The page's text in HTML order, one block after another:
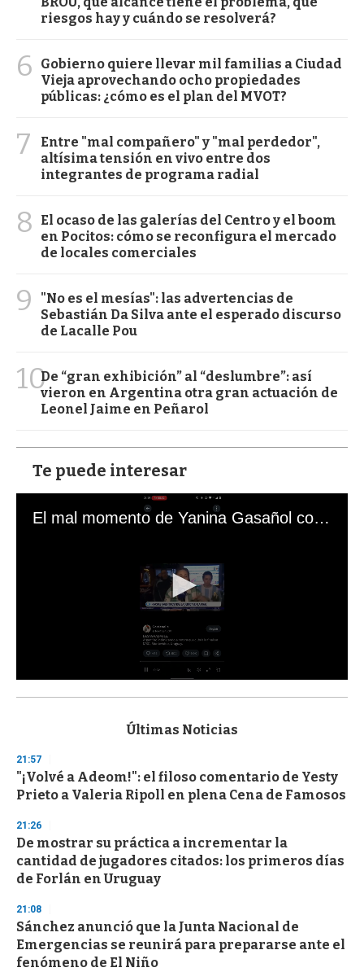
riesgos hay y cuándo se resolverá?
6
Gobierno quiere llevar mil familias a Ciudad
Vieja aprovechando ocho propiedades
públicas: ¿cómo es el plan del MVOT?
7
Entre "mal compañero" y "mal perdedor",
altísima tensión en vivo entre dos
integrantes de programa radial
8
El ocaso de las galerías del Centro y el boom
en Pocitos: cómo se reconfigura el mercado
de locales comerciales
9
"No es el mesías": las advertencias de
Sebastián Da Silva ante el esperado discurso
de Lacalle Pou
10De “gran exhibición” al “deslumbre”: así
vieron en Argentina otra gran actuación de
Leonel Jaime en Peñarol
Te puede interesar
El mal momento de Yanina Gasañol con un hincha argentino en "Subrayado"
s
d
s
o
f
3
s
c
o
d
s
Últimas Noticias
21:57
"¡Volvé a Adeom!": el filoso comentario de Yesty
Prieto a Valeria Ripoll en plena Cena de Famosos
21:26
De mostrar su práctica a incrementar la
cantidad de jugadores citados: los primeros días
de Forlán en Uruguay
21:08
Sánchez anunció que la Junta Nacional de
Emergencias se reunirá para prepararse ante el
fenómeno de El Niño